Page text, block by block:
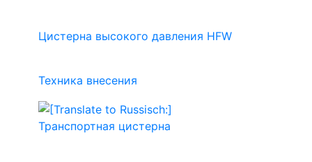
Цистерна высокого давления HFW
Техника внесения
Транспортная цистерна